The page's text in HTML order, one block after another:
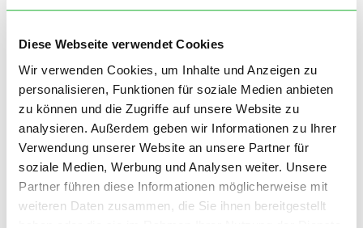
Diese Webseite verwendet Cookies
Wir verwenden Cookies, um Inhalte und Anzeigen zu
personalisieren, Funktionen für soziale Medien anbieten
zu können und die Zugriffe auf unsere Website zu
analysieren. Außerdem geben wir Informationen zu Ihrer
Verwendung unserer Website an unsere Partner für
soziale Medien, Werbung und Analysen weiter. Unsere
Partner führen diese Informationen möglicherweise mit
weiteren Daten zusammen, die Sie ihnen bereitgestellt
haben oder die sie im Rahmen Ihrer Nutzung der Dienste